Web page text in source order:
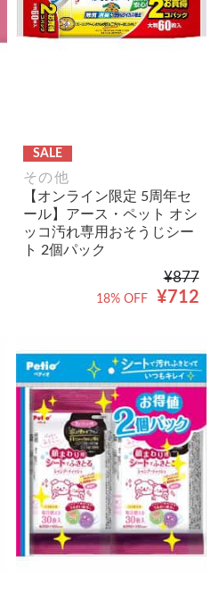
SALE
その他
【オンライン限定 5周年セ
ール】アース・ペット オシ
ッコ汚れ専用おそうじシー
ト 2個パック
¥877
¥712
18% OFF